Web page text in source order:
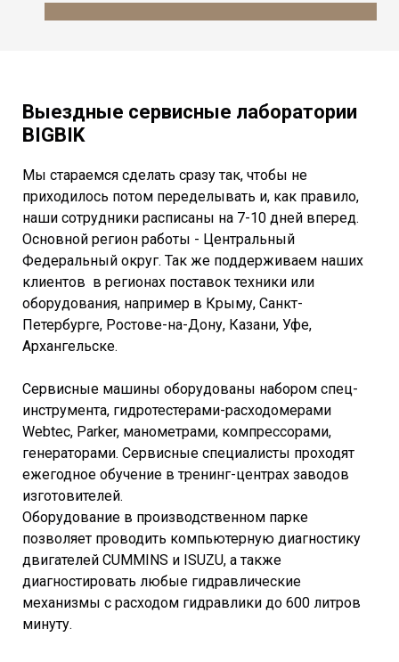
Выездные сервисные лаборатории
BIGBIK
Мы стараемся сделать сразу так, чтобы не
приходилось потом переделывать и, как правило,
наши сотрудники расписаны на 7-10 дней вперед.
Основной регион работы - Центральный
Федеральный округ. Так же поддерживаем наших
клиентов в регионах поставок техники или
оборудования, например в Крыму, Санкт-
Петербурге, Ростове-на-Дону, Казани, Уфе,
Архангельске.
Сервисные машины оборудованы набором спец-
инструмента, гидротестерами-расходомерами
Webtec, Parker, манометрами, компрессорами,
генераторами. Сервисные специалисты проходят
ежегодное обучение в тренинг-центрах заводов
изготовителей.
Оборудование в производственном парке
позволяет проводить компьютерную диагностику
двигателей CUMMINS и ISUZU, а также
диагностировать любые гидравлические
механизмы с расходом гидравлики до 600 литров
минуту.